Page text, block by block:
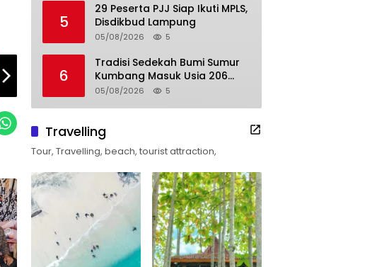
5
29 Peserta PJJ Siap Ikuti MPLS,
Disdikbud Lampung
05/08/2026 5
6
Tradisi Sedekah Bumi Sumur
Kumbang Masuk Usia 206
Tahun
05/08/2026 5
Travelling
Tour, Travelling, beach, tourist attraction,